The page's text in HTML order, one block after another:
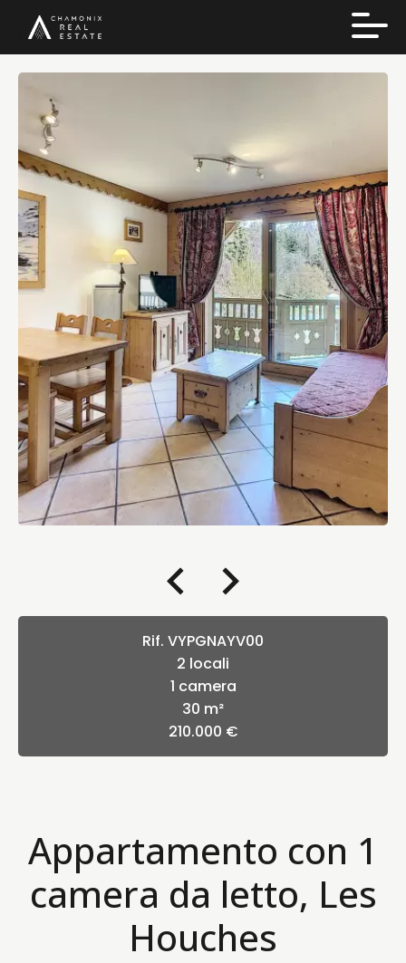
Rif. VYPGNAYV00
2 locali
1 camera
30 m²
210.000 €
Appartamento con 1
camera da letto, Les
Houches